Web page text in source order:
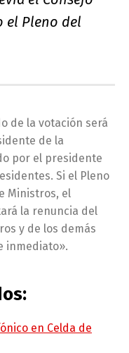
el Pleno del
de la votación será
de la
por el presidente
Si el Pleno
Ministros, el
la renuncia del
y de los demás
inmediato».
en Celda de